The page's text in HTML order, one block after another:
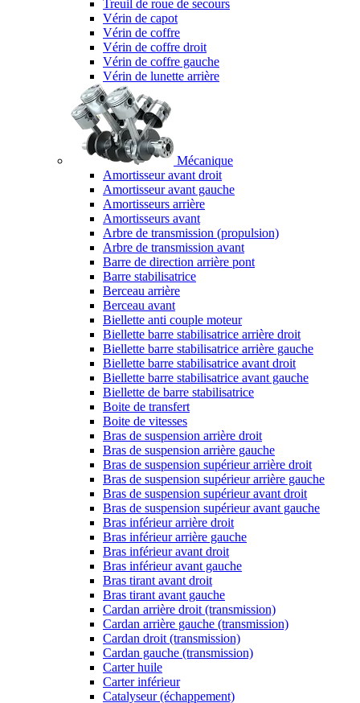
Treuil de roue de secours
Vérin de capot
Vérin de coffre
Vérin de coffre droit
Vérin de coffre gauche
Vérin de lunette arrière
Mécanique
Amortisseur avant droit
Amortisseur avant gauche
Amortisseurs arrière
Amortisseurs avant
Arbre de transmission (propulsion)
Arbre de transmission avant
Barre de direction arrière pont
Barre stabilisatrice
Berceau arrière
Berceau avant
Biellette anti couple moteur
Biellette barre stabilisatrice arrière droit
Biellette barre stabilisatrice arrière gauche
Biellette barre stabilisatrice avant droit
Biellette barre stabilisatrice avant gauche
Biellette de barre stabilisatrice
Boite de transfert
Boite de vitesses
Bras de suspension arrière droit
Bras de suspension arrière gauche
Bras de suspension supérieur arrière droit
Bras de suspension supérieur arrière gauche
Bras de suspension supérieur avant droit
Bras de suspension supérieur avant gauche
Bras inférieur arrière droit
Bras inférieur arrière gauche
Bras inférieur avant droit
Bras inférieur avant gauche
Bras tirant avant droit
Bras tirant avant gauche
Cardan arrière droit (transmission)
Cardan arrière gauche (transmission)
Cardan droit (transmission)
Cardan gauche (transmission)
Carter huile
Carter inférieur
Catalyseur (échappement)